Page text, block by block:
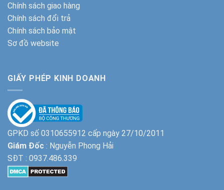
Chính sách giao hàng
Chính sách đổi trả
Chính sách bảo mật
Sơ đồ website
GIẤY PHÉP KINH DOANH
GPKD số 0310655912 cấp ngày 27/10/2011
Giám Đốc : Nguyễn Phong Hải
SĐT : 0937.486.339